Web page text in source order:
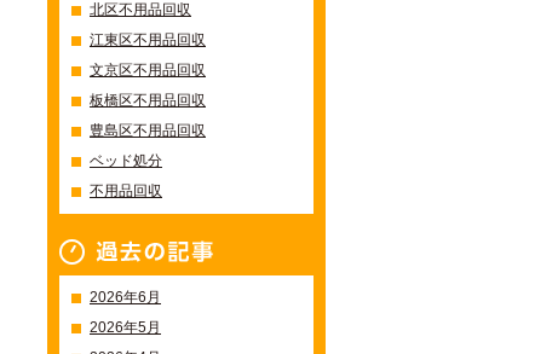
北区不用品回収
江東区不用品回収
文京区不用品回収
板橋区不用品回収
豊島区不用品回収
ベッド処分
不用品回収
2026年6月
2026年5月